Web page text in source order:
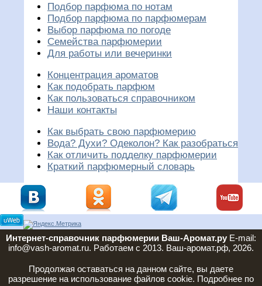
Подбор парфюма по нотам
Подбор парфюма по парфюмерам
Выбор парфюма по погоде
Семейства парфюмерии
Для работы или вечеринки
Концентрация ароматов
Как подобрать парфюм
Как пользоваться справочником
Наши контакты
Как выбрать свою парфюмерию
Вода? Духи? Одеколон? Как разобраться
Как отличить подделку парфюмерии
Краткий парфюмерный словарь
Интернет-справочник парфюмерии Ваш-Аромат.ру E-mail:
info@vash-aromat.ru. Работаем с 2013. Ваш-аромат.рф, 2026.
Продолжая оставаться на данном сайте, вы даете
разрешение на использование файлов cookie. Подробнее по